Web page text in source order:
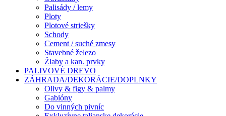
Palisády / lemy
Ploty
Plotové striešky
Schody
Cement / suché zmesy
Stavebné železo
Žlaby a kan. prvky
PALIVOVÉ DREVO
ZÁHRADA/DEKORÁCIE/DOPLNKY
Olivy & figy & palmy
Gabióny
Do vinných pivníc